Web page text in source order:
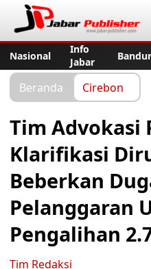
Nasional
Info
Jabar
Beranda Cirebon
Tim Advokasi
Klarifikasi
Beberkan
Pelanggaran
Pengalihan
Tim Redaksi